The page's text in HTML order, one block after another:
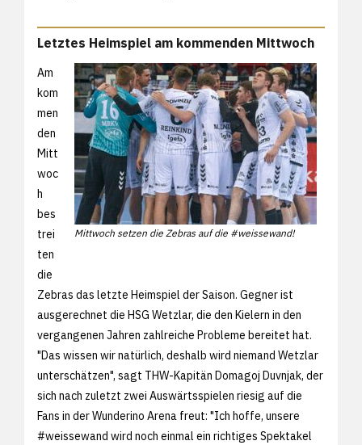
Letztes Heimspiel am kommenden Mittwoch
Mittwoch setzen die Zebras auf die #weissewand!
Am
kom
men
den
Mitt
woc
h
bes
trei
ten
die
Zebras das letzte Heimspiel der Saison. Gegner ist
ausgerechnet die HSG Wetzlar, die den Kielern in den
vergangenen Jahren zahlreiche Probleme bereitet hat.
"Das wissen wir natürlich, deshalb wird niemand Wetzlar
unterschätzen", sagt THW-Kapitän Domagoj Duvnjak, der
sich nach zuletzt zwei Auswärtsspielen riesig auf die
Fans in der Wunderino Arena freut: "Ich hoffe, unsere
#weissewand wird noch einmal ein richtiges Spektakel